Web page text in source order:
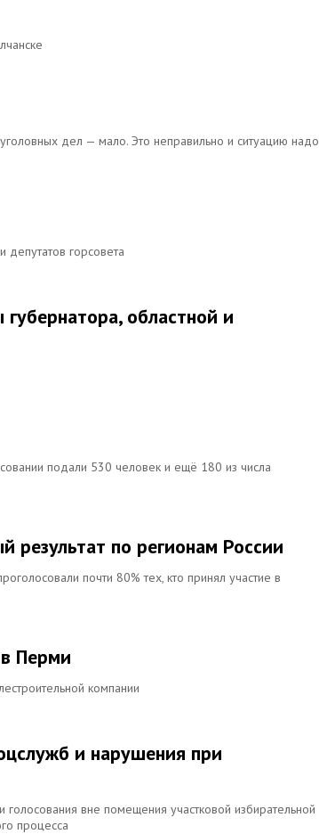
дел — мало. Это неправильно и ситуацию надо
горсовета
областной и
подали 530 человек и ещё 180 из числа
результат по регионам России
почти 80% тех, кто принял участие в
Перми
компании
и нарушения при
вне помещения участковой избирательной
процесса